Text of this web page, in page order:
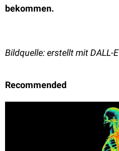
bekommen.
Bildquelle: erstellt mit DALL-E
Recommended